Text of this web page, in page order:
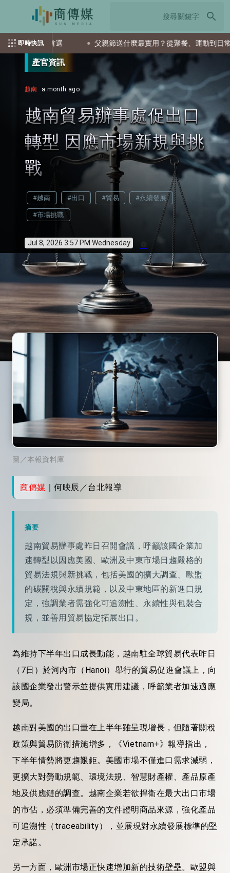
search
即時快訊
是首選 父親節送什麼最實用？從聚餐、運動到日常營養 4種
產官資訊
越南 a month ago
越南貿易辦事處促出口
轉型 因應市場新規與挑
戰
#越南 #出口 #貿易 #永續發展
#市場挑戰
Jul 8, 2026 3:57 PM Wednesday
圖／本報資料庫
商傳媒 ｜何映辰／台北報導
摘要
越南貿易辦事處昨日召開會議，呼籲該國企業加
速轉型以因應美國、歐洲及中東市場日趨嚴格的
貿易法規與新挑戰，包括美國的擴大調查、歐盟
的碳關稅與永續規範，以及中東地區的新進口規
定，強調業者需強化可追溯性、永續性與包裝合
規，並善用貿易協定拓展出口。
為維持下半年出口成長動能，越南駐全球貿易代表昨日
（7日）於河內市（Hanoi）舉行的貿易促進會議上，向
該國企業發出警示並提供實用建議，呼籲業者加速適應
變局。
越南對美國的出口量在上半年雖呈現增長，但隨著關稅
政策與貿易防衛措施增多，《Vietnam+》報導指出，
下半年情勢將更趨艱鉅。美國市場不僅進口需求減弱，
更擴大對勞動規範、環境法規、智慧財產權、產品原產
地及供應鏈的調查。越南企業若欲捍衛在最大出口市場
的市佔，必須準備完善的文件證明商品來源，強化產品
可追溯性（traceability），並展現對永續發展標準的堅
定承諾。
另一方面，歐洲市場正快速增加新的技術壁壘。歐盟與